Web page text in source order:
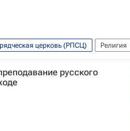
церковь (РПСЦ)
Религия
Россия Религия
русского